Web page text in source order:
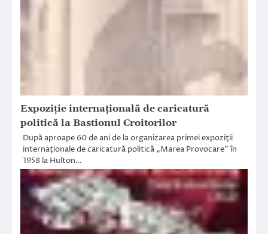
Expoziţie internaţională de caricatură
politică la Bastionul Croitorilor
După aproape 60 de ani de la organizarea primei expoziţii
internaţionale de caricatură politică „Marea Provocare” în
1958 la Hulton…